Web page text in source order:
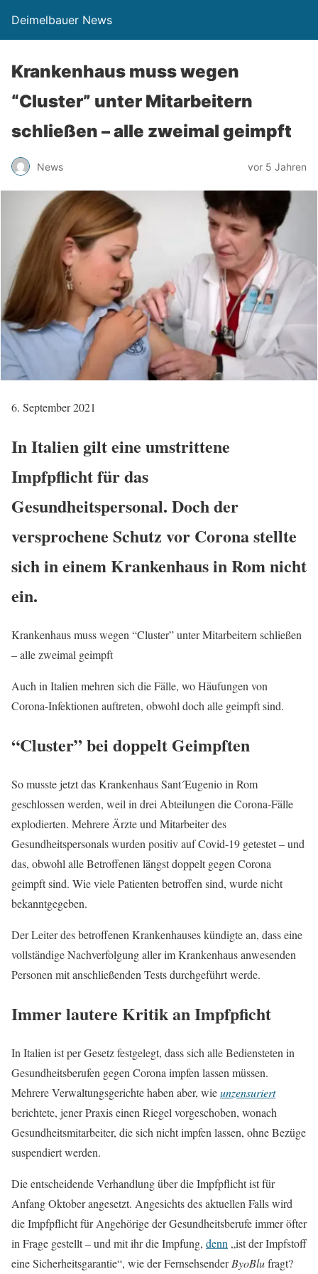
Deimelbauer News
Krankenhaus muss wegen
“Cluster” unter Mitarbeitern
schließen – alle zweimal geimpft
News vor 5 Jahren
6. September 2021
In Italien gilt eine umstrittene
Impfpflicht für das
Gesundheitspersonal. Doch der
versprochene Schutz vor Corona stellte
sich in einem Krankenhaus in Rom nicht
ein.
Krankenhaus muss wegen “Cluster” unter Mitarbeitern schließen
– alle zweimal geimpft
Auch in Italien mehren sich die Fälle, wo Häufungen von
Corona-Infektionen auftreten, obwohl doch alle geimpft sind.
“Cluster” bei doppelt Geimpften
So musste jetzt das Krankenhaus Sant´Eugenio in Rom
geschlossen werden, weil in drei Abteilungen die Corona-Fälle
explodierten. Mehrere Ärzte und Mitarbeiter des
Gesundheitspersonals wurden positiv auf Covid-19 getestet – und
das, obwohl alle Betroffenen längst doppelt gegen Corona
geimpft sind. Wie viele Patienten betroffen sind, wurde nicht
bekanntgegeben.
Der Leiter des betroffenen Krankenhauses kündigte an, dass eine
vollständige Nachverfolgung aller im Krankenhaus anwesenden
Personen mit anschließenden Tests durchgeführt werde.
Immer lautere Kritik an Impfpficht
In Italien ist per Gesetz festgelegt, dass sich alle Bediensteten in
Gesundheitsberufen gegen Corona impfen lassen müssen.
Mehrere Verwaltungsgerichte haben aber, wieunzensuriert
berichtete, jener Praxis einen Riegel vorgeschoben, wonach
Gesundheitsmitarbeiter, die sich nicht impfen lassen, ohne Bezüge
suspendiert werden.
Die entscheidende Verhandlung über die Impfpflicht ist für
Anfang Oktober angesetzt. Angesichts des aktuellen Falls wird
die Impfpflicht für Angehörige der Gesundheitsberufe immer öfter
in Frage gestellt – und mit ihr die Impfung, denn „ist der Impfstoff
eine Sicherheitsgarantie“, wie der FernsehsenderByoBlufragt?